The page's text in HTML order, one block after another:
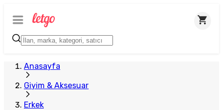
Anasayfa
Giyim & Aksesuar
Erkek
Plus Satıcı